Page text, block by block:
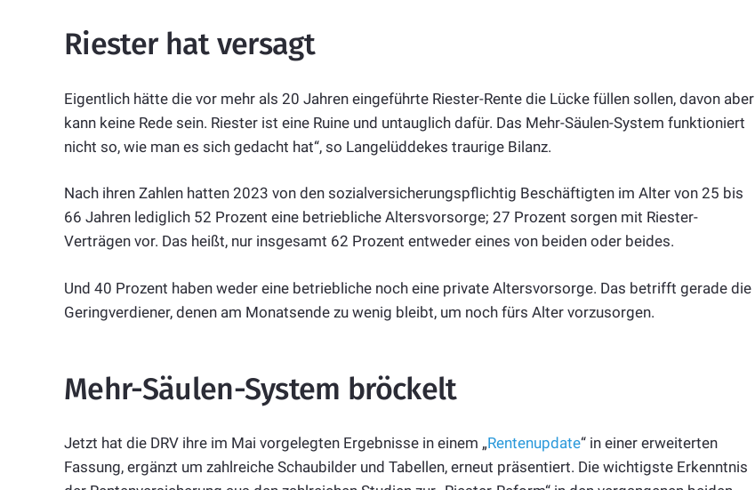
Riester hat versagt
Eigentlich hätte die vor mehr als 20 Jahren eingeführte Riester-Rente die Lücke füllen sollen, davon aber
kann keine Rede sein. Riester ist eine Ruine und untauglich dafür. Das Mehr-Säulen-System funktioniert
nicht so, wie man es sich gedacht hat“, so Langelüddekes traurige Bilanz.
Nach ihren Zahlen hatten 2023 von den sozialversicherungspflichtig Beschäftigten im Alter von 25 bis
66 Jahren lediglich 52 Prozent eine betriebliche Altersvorsorge; 27 Prozent sorgen mit Riester-
Verträgen vor. Das heißt, nur insgesamt 62 Prozent entweder eines von beiden oder beides.
Und 40 Prozent haben weder eine betriebliche noch eine private Altersvorsorge. Das betrifft gerade die
Geringverdiener, denen am Monatsende zu wenig bleibt, um noch fürs Alter vorzusorgen.
Mehr-Säulen-System bröckelt
Jetzt hat die DRV ihre im Mai vorgelegten Ergebnisse in einem „Rentenupdate“ in einer erweiterten
Fassung, ergänzt um zahlreiche Schaubilder und Tabellen, erneut präsentiert. Die wichtigste Erkenntnis